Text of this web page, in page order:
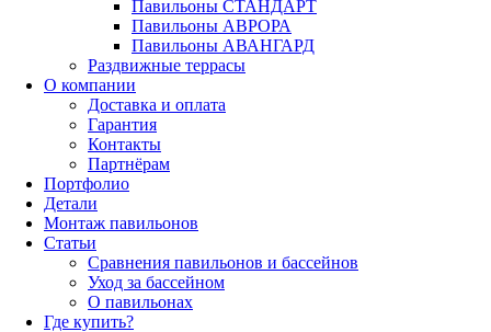
Павильоны СТАНДАРТ
Павильоны АВРОРА
Павильоны АВАНГАРД
Раздвижные террасы
О компании
Доставка и оплата
Гарантия
Контакты
Партнёрам
Портфолио
Детали
Монтаж павильонов
Статьи
Сравнения павильонов и бассейнов
Уход за бассейном
О павильонах
Где купить?